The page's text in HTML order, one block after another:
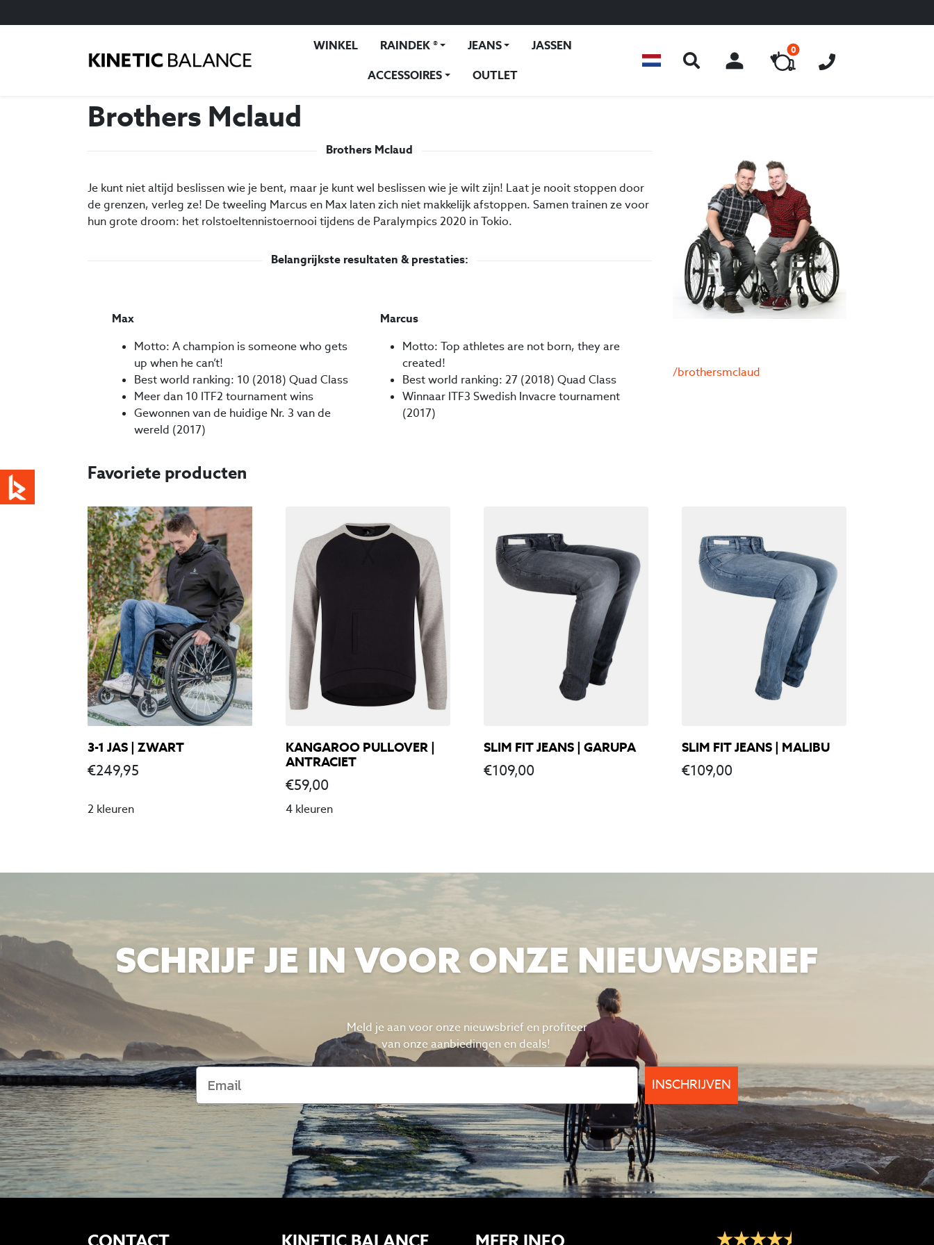
WINKEL RAINDEK ® JEANS JASSEN
ACCESSOIRES OUTLET ACCOUNT
0
Brothers Mclaud
Brothers Mclaud
Je kunt niet altijd beslissen wie je bent, maar je kunt wel beslissen wie je wilt zijn! Laat je nooit stoppen door
de grenzen, verleg ze! De tweeling Marcus en Max laten zich niet makkelijk afstoppen. Samen trainen ze voor
hun grote droom: het rolstoeltennistoernooi tijdens de Paralympics 2020 in Tokio.
Belangrijkste resultaten & prestaties:
Max
Motto: A champion is someone who gets
up when he can’t!
Best world ranking: 10 (2018) Quad Class
Meer dan 10 ITF2 tournament wins
Gewonnen van de huidige Nr. 3 van de
wereld (2017)
Marcus
Motto: Top athletes are not born, they are
created!
Best world ranking: 27 (2018) Quad Class
Winnaar ITF3 Swedish Invacre tournament
(2017)
/brothersmclaud
Favoriete producten
3-1 JAS | ZWART
€249,95
2 kleuren
KANGAROO PULLOVER |
ANTRACIET
€59,00
4 kleuren
SLIM FIT JEANS | GARUPA
€109,00
SLIM FIT JEANS | MALIBU
€109,00
SCHRIJF JE IN VOOR ONZE NIEUWSBRIEF
Meld je aan voor onze nieuwsbrief en profiteer
vanonze aanbiedingen en deals!
INSCHRIJVEN